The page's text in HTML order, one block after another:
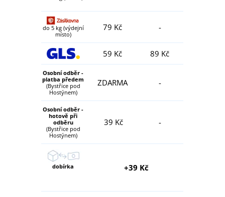
do 5 kg (výdejní
místo)
79 Kč -
59 Kč 89 Kč
Osobní odběr -
platba předem
(Bystřice pod
Hostýnem)
ZDARMA -
Osobní odběr -
hotově při
odběru
(Bystřice pod
Hostýnem)
39 Kč -
dobírka +39 Kč